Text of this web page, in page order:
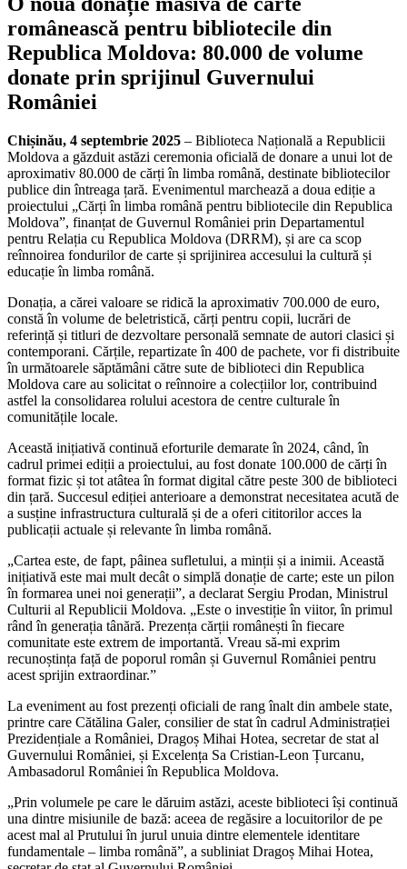
românească pentru bibliotecile din
Republica Moldova: 80.000 de volume
donate prin sprijinul Guvernului
României
Chișinău, 4 septembrie 2025 – Biblioteca Națională a Republicii
Moldova a găzduit astăzi ceremonia oficială de donare a unui lot de
aproximativ 80.000 de cărți în limba română, destinate bibliotecilor
publice din întreaga țară. Evenimentul marchează a doua ediție a
proiectului „Cărți în limba română pentru bibliotecile din Republica
Moldova”, finanțat de Guvernul României prin Departamentul
pentru Relația cu Republica Moldova (DRRM), și are ca scop
reînnoirea fondurilor de carte și sprijinirea accesului la cultură și
educație în limba română.
Donația, a cărei valoare se ridică la aproximativ 700.000 de euro,
constă în volume de beletristică, cărți pentru copii, lucrări de
referință și titluri de dezvoltare personală semnate de autori clasici și
contemporani. Cărțile, repartizate în 400 de pachete, vor fi distribuite
în următoarele săptămâni către sute de biblioteci din Republica
Moldova care au solicitat o reînnoire a colecțiilor lor, contribuind
astfel la consolidarea rolului acestora de centre culturale în
comunitățile locale.
Această inițiativă continuă eforturile demarate în 2024, când, în
cadrul primei ediții a proiectului, au fost donate 100.000 de cărți în
format fizic și tot atâtea în format digital către peste 300 de biblioteci
din țară. Succesul ediției anterioare a demonstrat necesitatea acută de
a susține infrastructura culturală și de a oferi cititorilor acces la
publicații actuale și relevante în limba română.
„Cartea este, de fapt, pâinea sufletului, a minții și a inimii. Această
inițiativă este mai mult decât o simplă donație de carte; este un pilon
în formarea unei noi generații”, a declarat Sergiu Prodan, Ministrul
Culturii al Republicii Moldova. „Este o investiție în viitor, în primul
rând în generația tânără. Prezența cărții românești în fiecare
comunitate este extrem de importantă. Vreau să-mi exprim
recunoștința față de poporul român și Guvernul României pentru
acest sprijin extraordinar.”
La eveniment au fost prezenți oficiali de rang înalt din ambele state,
printre care Cătălina Galer, consilier de stat în cadrul Administrației
Prezidențiale a României, Dragoș Mihai Hotea, secretar de stat al
Guvernului României, și Excelența Sa Cristian-Leon Țurcanu,
Ambasadorul României în Republica Moldova.
„Prin volumele pe care le dăruim astăzi, aceste biblioteci își continuă
una dintre misiunile de bază: aceea de regăsire a locuitorilor de pe
acest mal al Prutului în jurul unuia dintre elementele identitare
fundamentale – limba română”, a subliniat Dragoș Mihai Hotea,